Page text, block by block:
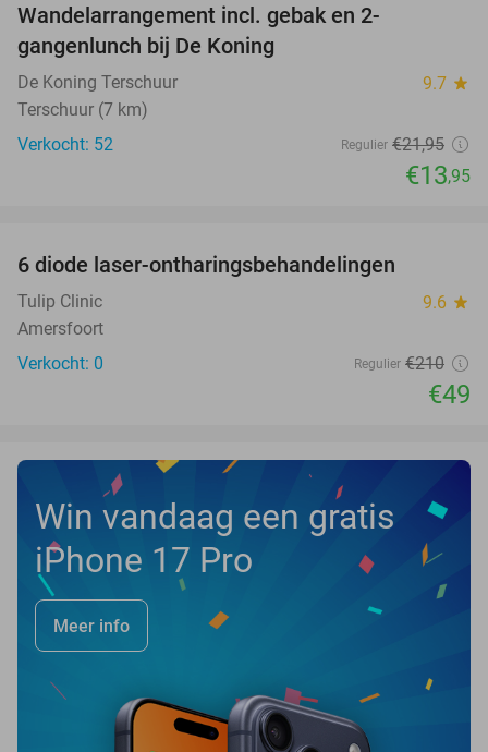
TODAY
Wandelarrangement incl. gebak en 2-
gangenlunch bij De Koning
De Koning Terschuur 9.7 star
Terschuur (7 km)
Verkocht: 52
Regulier €21,95
€13,95
TODAY
6 diode laser-ontharingsbehandelingen
Tulip Clinic 9.6 star
Amersfoort
Verkocht: 0
Regulier €210
€49
Win vandaag een gratis
iPhone 17 Pro
Meer info